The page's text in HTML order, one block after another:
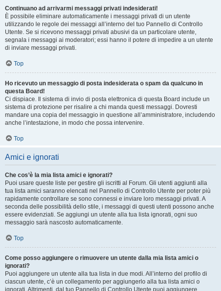
Continuano ad arrivarmi messaggi privati indesiderati!
È possibile eliminare automaticamente i messaggi privati ​​di un utente
utilizzando le regole dei messaggi all’interno del tuo Pannello di Controllo
Utente. Se si ricevono messaggi privati ​​abusivi da un particolare utente,
segnala i messaggi ai moderatori; essi hanno il potere di impedire a un utente
di inviare messaggi privati​​.
Top
Ho ricevuto un messaggio di posta indesiderata o spam da qualcuno in
questa Board!
Ci dispiace. Il sistema di invio di posta elettronica di questa Board include un
sistema di protezione per risalire a chi manda questi messaggi. Dovresti
mandare una copia del messaggio in questione all’amministratore, includendo
anche l’intestazione, in modo che possa intervenire.
Top
Amici e ignorati
Che cos’è la mia lista amici e ignorati?
Puoi usare queste liste per gestire gli iscritti al Forum. Gli utenti aggiunti alla
tua lista amici saranno elencati nel Pannello di Controllo Utente per poter più
rapidamente controllare se sono connessi e inviare loro messaggi privati. A
seconda delle possibilità dello stile, i messaggi di questi utenti possono anche
essere evidenziati. Se aggiungi un utente alla tua lista ignorati, ogni suo
messaggio sarà nascosto automaticamente.
Top
Come posso aggiungere o rimuovere un utente dalla mia lista amici o
ignorati?
Puoi aggiungere un utente alla tua lista in due modi. All’interno del profilo di
ciascun utente, c’è un collegamento per aggiungerlo alla tua lista amici o
ignorati. Altrimenti, dal tuo Pannello di Controllo Utente puoi aggiungere